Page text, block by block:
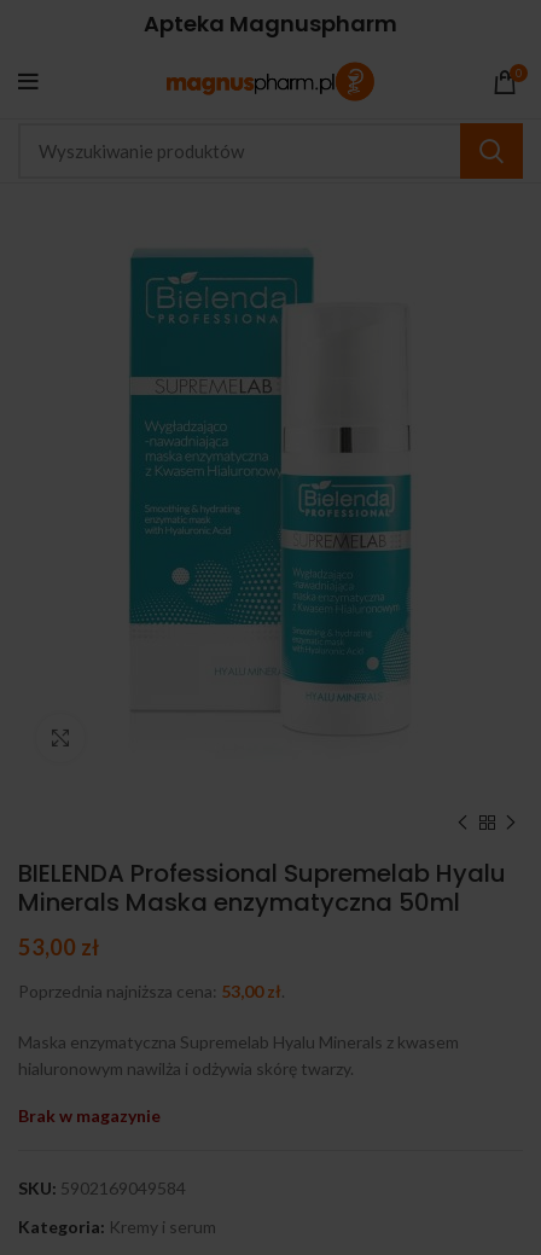
Apteka Magnuspharm
0
BIELENDA Professional Supremelab Hyalu
Minerals Maska enzymatyczna 50ml
53,00 zł
Poprzednia najniższa cena: 53,00zł.
Maska enzymatyczna Supremelab Hyalu Minerals z kwasem
hialuronowym nawilża i odżywia skórę twarzy.
Brak w magazynie
SKU: 5902169049584
Kategoria: Kremy i serum